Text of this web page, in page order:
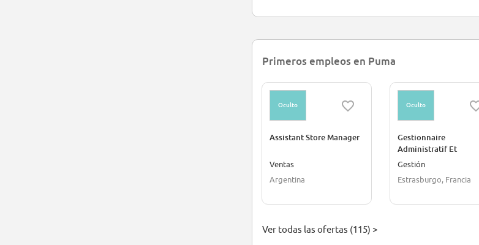
Primeros empleos en Puma
Oculto
Assistant Store Manager
Ventas
Argentina
Oculto
Gestionnaire
Administratif Et
Commercial H/F
Gestión
Estrasburgo, Francia
Ver todas las ofertas (115) >